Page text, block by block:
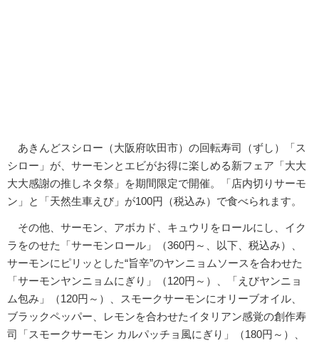
あきんどスシロー（大阪府吹田市）の回転寿司（ずし）「ス
シロー」が、サーモンとエビがお得に楽しめる新フェア「大大
大大感謝の推しネタ祭」を期間限定で開催。「店内切りサーモ
ン」と「天然生車えび」が100円（税込み）で食べられます。
その他、サーモン、アボカド、キュウリをロールにし、イク
ラをのせた「サーモンロール」（360円～、以下、税込み）、
サーモンにピリッとした“旨辛”のヤンニョムソースを合わせた
「サーモンヤンニョムにぎり」（120円～）、「えびヤンニョ
ム包み」（120円～）、スモークサーモンにオリーブオイル、
ブラックペッパー、レモンを合わせたイタリアン感覚の創作寿
司「スモークサーモン カルパッチョ風にぎり」（180円～）、